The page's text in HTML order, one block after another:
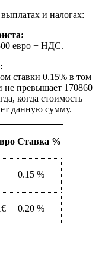
и налогах:
евро + НДС.
ставки 0.15% в том
не превышает 170860
когда стоимость
данную сумму.
Ставка %
0.15 %
0.20 %